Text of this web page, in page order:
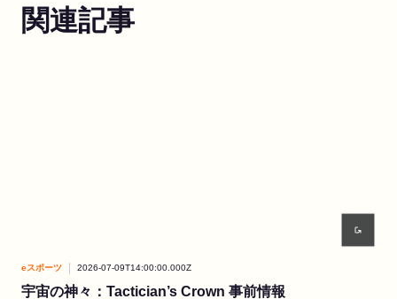
関連記事
eスポーツ 2026-07-09T14:00:00.000Z
宇宙の神々：Tactician’s Crown 事前情報